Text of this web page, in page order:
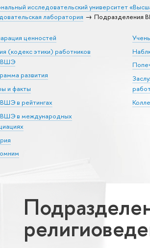
исследовательский университет
лаборатория
Подразделения
ценностей
(кодекс этики) работников
развития
и факты
в рейтингах
в международных